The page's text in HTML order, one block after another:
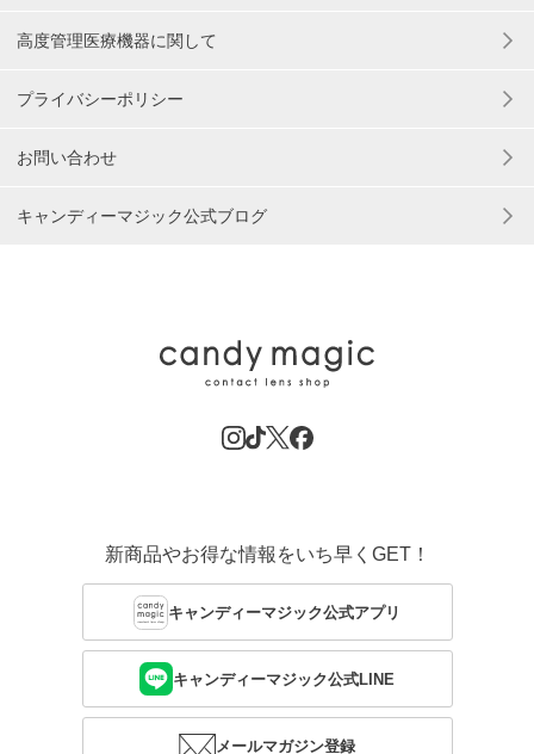
高度管理医療機器に関して
プライバシーポリシー
お問い合わせ
キャンディーマジック公式ブログ
新商品やお得な情報をいち早くGET！
キャンディーマジック公式アプリ
キャンディーマジック公式LINE
メールマガジン登録